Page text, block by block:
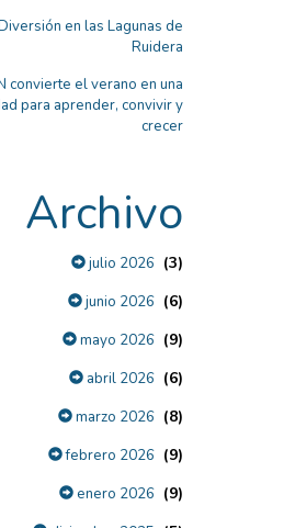
en las Lagunas de
Ruidera
convierte el verano en una
para aprender, convivir y
crecer
Archivo
julio 2026 (3)
junio 2026 (6)
mayo 2026 (9)
abril 2026 (6)
marzo 2026 (8)
febrero 2026 (9)
enero 2026 (9)